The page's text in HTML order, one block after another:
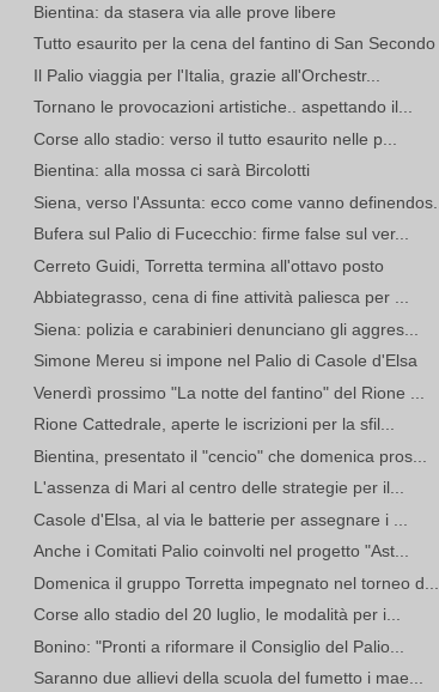
Bientina: da stasera via alle prove libere
Tutto esaurito per la cena del fantino di San Secondo
Il Palio viaggia per l'Italia, grazie all'Orchestr...
Tornano le provocazioni artistiche.. aspettando il...
Corse allo stadio: verso il tutto esaurito nelle p...
Bientina: alla mossa ci sarà Bircolotti
Siena, verso l'Assunta: ecco come vanno definendos...
Bufera sul Palio di Fucecchio: firme false sul ver...
Cerreto Guidi, Torretta termina all'ottavo posto
Abbiategrasso, cena di fine attività paliesca per ...
Siena: polizia e carabinieri denunciano gli aggres...
Simone Mereu si impone nel Palio di Casole d'Elsa
Venerdì prossimo "La notte del fantino" del Rione ...
Rione Cattedrale, aperte le iscrizioni per la sfil...
Bientina, presentato il "cencio" che domenica pros...
L'assenza di Mari al centro delle strategie per il...
Casole d'Elsa, al via le batterie per assegnare i ...
Anche i Comitati Palio coinvolti nel progetto "Ast...
Domenica il gruppo Torretta impegnato nel torneo d...
Corse allo stadio del 20 luglio, le modalità per i...
Bonino: "Pronti a riformare il Consiglio del Palio...
Saranno due allievi della scuola del fumetto i mae...